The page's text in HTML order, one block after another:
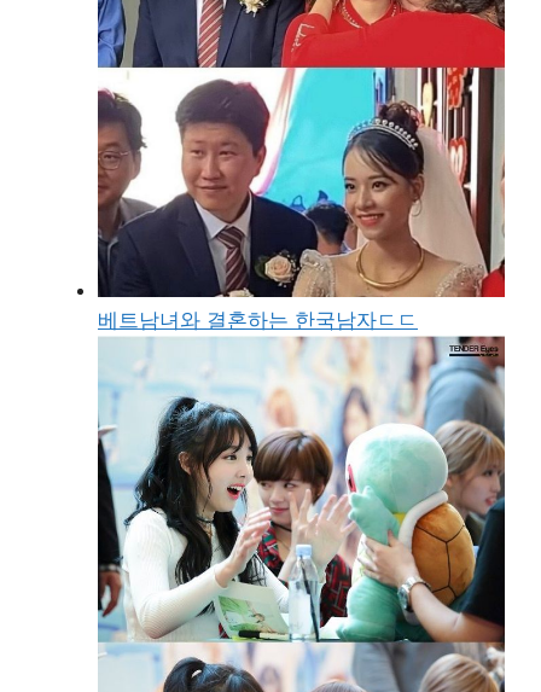
베트남녀와 결혼하는 한국남자ㄷㄷ